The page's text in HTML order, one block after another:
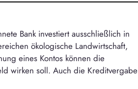
Bank investiert ausschließlich in
ökologische Landwirtschaft,
eines Kontos können die
wirken soll. Auch die Kreditvergabe